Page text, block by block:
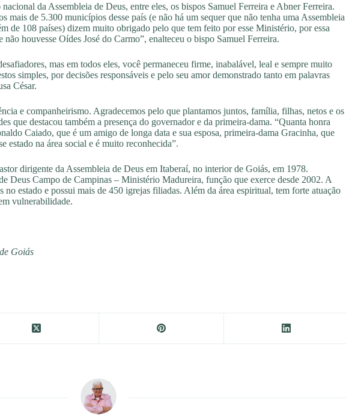
da Assembleia de Deus, entre eles, os bispos Samuel Ferreira e Abner Ferreira.
mais de 5.300 municípios desse país (e não há um sequer que não tenha uma Assembleia
de 108 países) dizem muito obrigado pelo que tem feito por esse Ministério, por essa
houvesse Oídes José do Carmo”, enalteceu o bispo Samuel Ferreira.
mas em todos eles, você permaneceu firme, inabalável, leal e sempre muito
simples, por decisões responsáveis e pelo seu amor demonstrado tanto em palavras
César.
e companheirismo. Agradecemos pelo que plantamos juntos, família, filhas, netos e os
que destacou também a presença do governador e da primeira-dama. “Quanta honra
Caiado, que é um amigo de longa data e sua esposa, primeira-dama Gracinha, que
estado na área social e é muito reconhecida”.
dirigente da Assembleia de Deus em Itaberaí, no interior de Goiás, em 1978.
Deus Campo de Campinas – Ministério Madureira, função que exerce desde 2002. A
no estado e possui mais de 450 igrejas filiadas. Além da área espiritual, tem forte atuação
vulnerabilidade.
Goiás